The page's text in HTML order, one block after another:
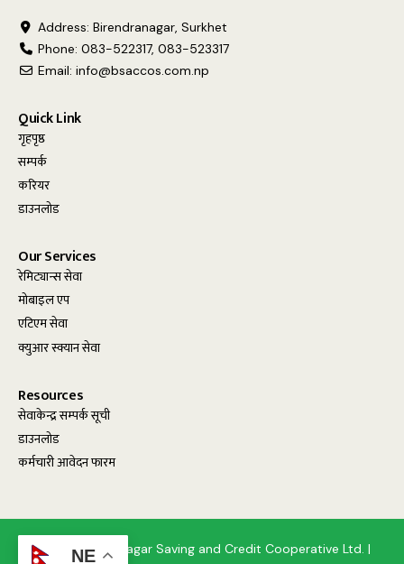
Address: Birendranagar, Surkhet
Phone: 083-522317, 083-523317
Email: info@bsaccos.com.np
Quick Link
गृहपृष्ठ
सम्पर्क
करियर
डाउनलोड
Our Services
रेमिट्यान्स सेवा
मोबाइल एप
एटिएम सेवा
क्युआर स्क्यान सेवा
Resources
सेवाकेन्द्र सम्पर्क सूची
डाउनलोड
कर्मचारी आवेदन फारम
© 2025, Birendranagar Saving and Credit Cooperative Ltd. |
NE